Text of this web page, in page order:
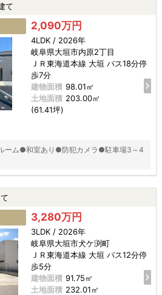
て
2,090万円
4LDK / 2026年
岐阜県大垣市内原2丁目
ＪＲ東海道本線 大垣 バス18分停
歩7分
建物面積 98.01㎡
土地面積 203.00㎡
(61.41坪)
ーム●和室あり●防犯カメラ●駐車場3～4
3,280万円
3LDK / 2026年
岐阜県大垣市犬ケ渕町
ＪＲ東海道本線 大垣 バス12分停
歩5分
建物面積 91.75㎡
土地面積 232.01㎡